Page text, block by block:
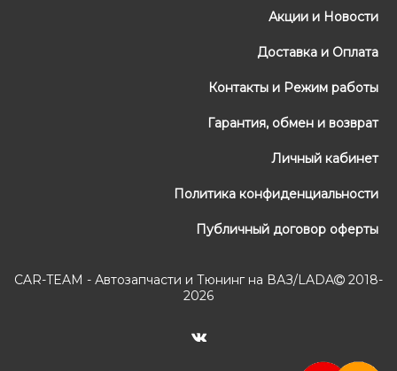
Акции и Новости
Доставка и Оплата
Контакты и Режим работы
Гарантия, обмен и возврат
Личный кабинет
Политика конфиденциальности
Публичный договор оферты
CAR-TEAM - Автозапчасти и Тюнинг на ВАЗ/LADA
2018-
2026